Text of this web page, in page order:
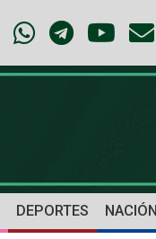
DEPORTES NACIÓN